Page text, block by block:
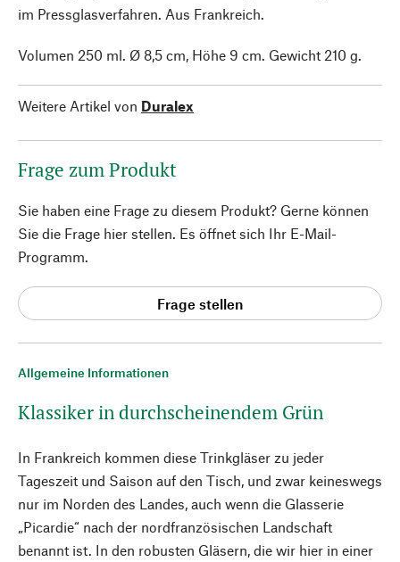
Allgemeine Informationen
Klassiker in durchscheinendem Grün
In Frankreich kommen diese Trinkgläser zu jeder
Tageszeit und Saison auf den Tisch, und zwar keineswegs
nur im Norden des Landes, auch wenn die Glasserie
„Picardie“ nach der nordfranzösischen Landschaft
benannt ist. In den robusten Gläsern, die wir hier in einer
im Pressglasverfahren. Aus Frankreich.
Volumen 250 ml. Ø 8,5 cm, Höhe 9 cm. Gewicht 210 g.
Weitere Artikel von Duralex
Frage zum Produkt
Sie haben eine Frage zu diesem Produkt? Gerne können
Sie die Frage hier stellen. Es öffnet sich Ihr E-Mail-
Programm.
Frage stellen